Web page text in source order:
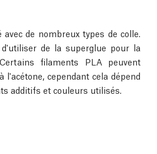
de nombreux types de colle.
de la superglue pour la
filaments PLA peuvent
l'acétone, cependant cela dépend
additifs et couleurs utilisés.